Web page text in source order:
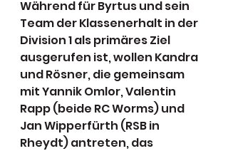
Während für Byrtus und sein
Team der Klassenerhalt in der
Division 1 als primäres Ziel
ausgerufen ist, wollen Kandra
und Rösner, die gemeinsam
mit Yannik Omlor, Valentin
Rapp (beide RC Worms) und
Jan Wipperfürth (RSB in
Rheydt) antreten, das